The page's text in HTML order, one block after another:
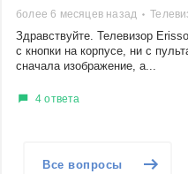
более 6 месяцев назад
Здравствуйте. Телевизор
с кнопки на корпусе, ни с
сначала изображение, а...
4 ответа
Все вопросы